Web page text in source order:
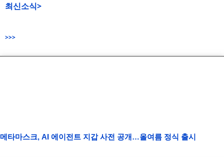
최신소식>
>>>
메타마스크, AI 에이전트 지갑 사전 공개…올여름 정식 출시